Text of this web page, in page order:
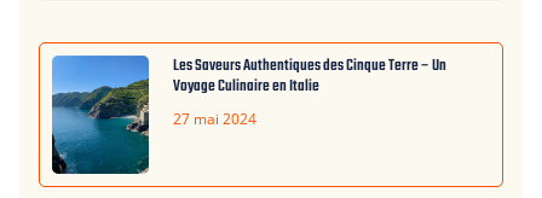
Les Saveurs Authentiques des Cinque Terre – Un
Voyage Culinaire en Italie
27 mai 2024